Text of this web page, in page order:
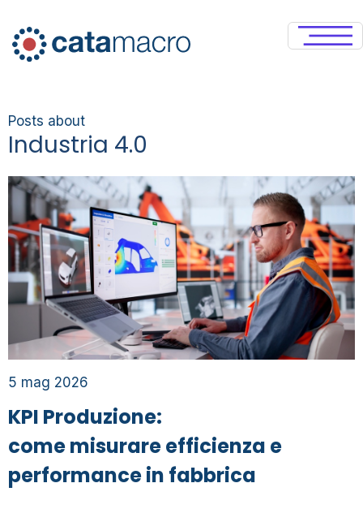
Posts about
Industria 4.0
5 mag 2026
KPI Produzione:
come misurare efficienza e
performance in fabbrica